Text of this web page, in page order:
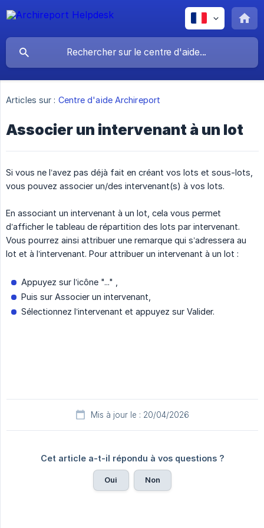
Articles sur : Centre d'aide Archireport
Associer un intervenant à un lot
Si vous ne l’avez pas déjà fait en créant vos lots et sous-lots,
vous pouvez associer un/des intervenant(s) à vos lots.
En associant un intervenant à un lot, cela vous permet
d’afficher le tableau de répartition des lots par intervenant.
Vous pourrez ainsi attribuer une remarque qui s’adressera au
lot et à l’intervenant. Pour attribuer un intervenant à un lot :
Appuyez sur l’icône "..." ,
Puis sur Associer un intervenant,
Sélectionnez l’intervenant et appuyez sur Valider.
Mis à jour le : 20/04/2026
Cet article a-t-il répondu à vos questions ?
Oui Non